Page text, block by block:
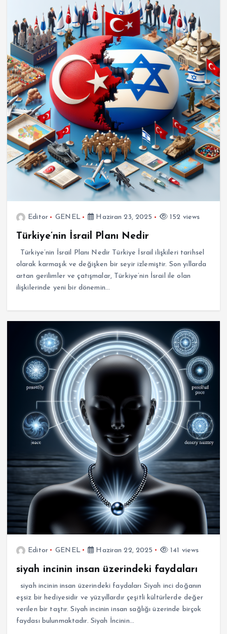
Editor GENEL Haziran 23, 2025 152 views
Türkiye’nin İsrail Planı Nedir
Türkiye’nin İsrail Planı Nedir Türkiye İsrail ilişkileri tarihsel
olarak karmaşık ve değişken bir seyir izlemiştir. Son yıllarda
artan gerilimler ve çatışmalar, Türkiye’nin İsrail ile olan
ilişkilerinde yeni bir dönemin…
Editor GENEL Haziran 22, 2025 141 views
siyah incinin insan üzerindeki faydaları
siyah incinin insan üzerindeki faydaları Siyah inci doğanın
eşsiz bir hediyesidir ve yüzyıllardır çeşitli kültürlerde değer
verilen bir taştır. Siyah incinin insan sağlığı üzerinde birçok
faydası bulunmaktadır. Siyah İncinin…